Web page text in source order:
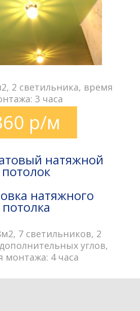
2 светильника, время
3 часа
р/м
натяжной
потолок
7 светильников, 2
углов,
монтажа: 4 часа